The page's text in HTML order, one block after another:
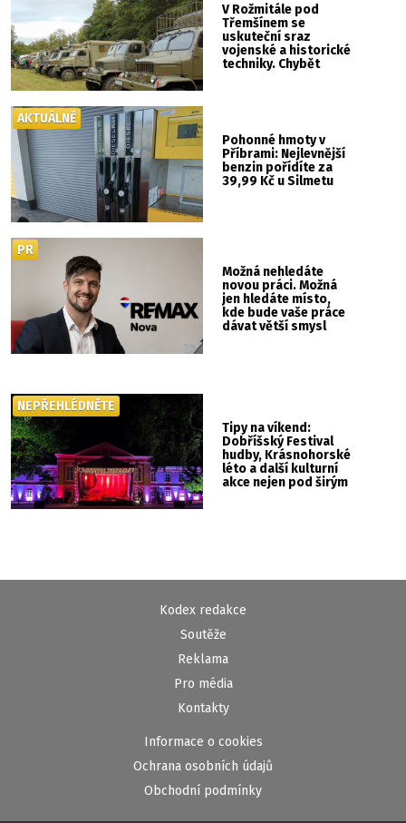
V Rožmitále pod
Třemšínem se
uskuteční sraz
vojenské a historické
techniky. Chybět
Pohonné hmoty v
Příbrami: Nejlevnější
benzin pořídíte za
39,99 Kč u Silmetu
AKTUÁLNĚ
Možná nehledáte
novou práci. Možná
jen hledáte místo,
kde bude vaše práce
dávat větší smysl
PR
Tipy na víkend:
Dobříšský Festival
hudby, Krásnohorské
léto a další kulturní
akce nejen pod širým
NEPŘEHLÉDNĚTE
Kodex redakce
Soutěže
Reklama
Pro média
Kontakty
Informace o cookies
Ochrana osobních údajů
Obchodní podmínky